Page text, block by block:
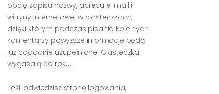
opcję zapisu nazwy, adresu e-mail i
witryny internetowej w ciasteczkach,
dzięki którym podczas pisania kolejnych
komentarzy powyższe informacje będą
już dogodnie uzupełnione. Ciasteczka
wygasają po roku.
Jeśli odwiedzisz stronę logowania,